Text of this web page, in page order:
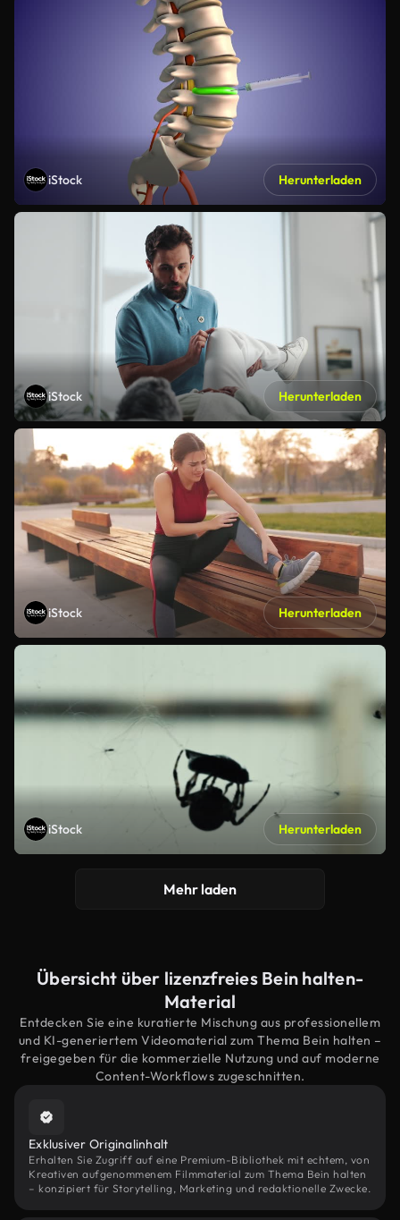
iStock Herunterladen
iStock Herunterladen
iStock Herunterladen
iStock Herunterladen
Mehr laden
Übersicht über lizenzfreies Bein halten-
Material
Entdecken Sie eine kuratierte Mischung aus professionellem
und KI-generiertem Videomaterial zum Thema Bein halten –
freigegeben für die kommerzielle Nutzung und auf moderne
Content-Workflows zugeschnitten.
Exklusiver Originalinhalt
Erhalten Sie Zugriff auf eine Premium-Bibliothek mit echtem, von
Kreativen aufgenommenem Filmmaterial zum Thema Bein halten
– konzipiert für Storytelling, Marketing und redaktionelle Zwecke.